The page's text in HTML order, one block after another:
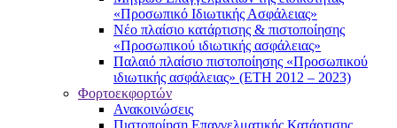
«Προσωπικό Ιδιωτικής Ασφάλειας»
Νέο πλαίσιο κατάρτισης & πιστοποίησης
«Προσωπικού ιδιωτικής ασφάλειας»
Παλαιό πλαίσιο πιστοποίησης «Προσωπικού
ιδιωτικής ασφάλειας» (ΕΤΗ 2012 – 2023)
Φορτοεκφορτών
Ανακοινώσεις
Πιστοποίηση Επαγγελματικής Κατάρτισης